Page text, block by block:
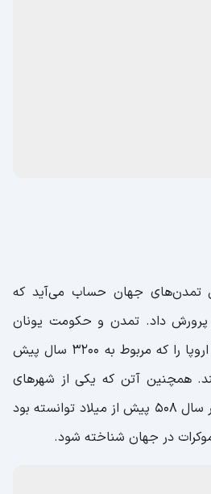
تمدن‌های جهان حساب می‌آید که
پرورش داد. تمدن و حکومت یونان
توانست تمدن‌های مترقی اروپا را که مربوط به 3200 سال پیش
همچنین آتن که یکی از شهرهای
یونان محسوب می‌شود، در سال 508 پیش از میلاد توانسته بود
در جهان شناخته شود.